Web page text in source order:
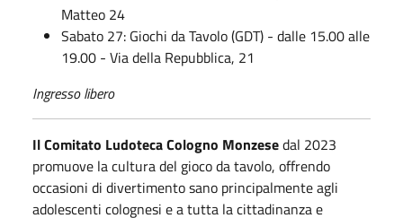
Matteo 24
Sabato 27: Giochi da Tavolo (GDT) - dalle 15.00 alle
19.00 - Via della Repubblica, 21
Ingresso libero
Il Comitato Ludoteca Cologno Monzesedal 2023
promuove la cultura del gioco da tavolo, offrendo
occasioni di divertimento sano principalmente agli
adolescenti colognesi e a tutta la cittadinanza e